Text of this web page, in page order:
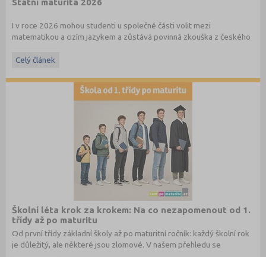
Státní maturita 2026
I v roce 2026 mohou studenti u společné části volit mezi
matematikou a cizím jazykem a zůstává povinná zkouška z českého
informacemi.
Celý článek
Školní léta krok za krokem: Na co nezapomenout od 1.
třídy až po maturitu
Od první třídy základní školy až po maturitní ročník: každý školní rok
je důležitý, ale některé jsou zlomové. V našem přehledu se